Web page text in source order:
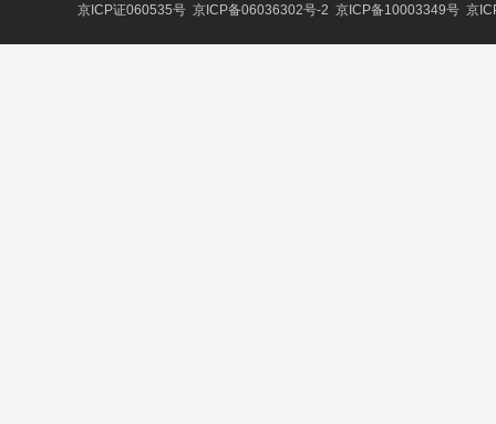
京ICP证060535号 京ICP备06036302号-2 京ICP备10003349号 京